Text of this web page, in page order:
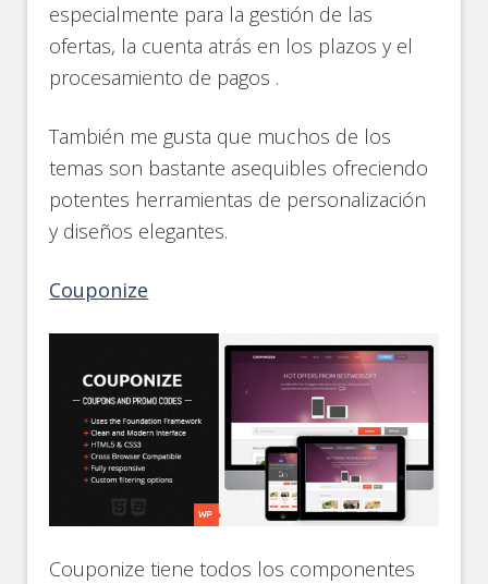
especialmente para la gestión de las
ofertas, la cuenta atrás en los plazos y el
procesamiento de pagos .
También me gusta que muchos de los
temas son bastante asequibles ofreciendo
potentes herramientas de personalización
y diseños elegantes.
Couponize
Couponize tiene todos los componentes